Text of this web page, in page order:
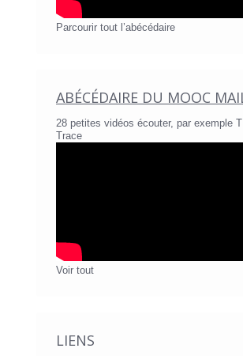
Parcourir tout l’abécédaire
ABÉCÉDAIRE DU MOOC
28 petites vidéos écouter, par exemple
Trace
Voir tout
LIENS